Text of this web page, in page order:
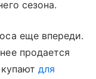
сезона.
еще впереди.
продается
для